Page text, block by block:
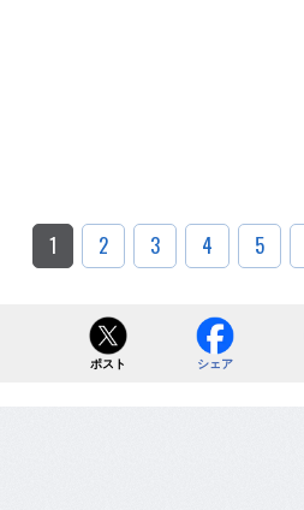
1 2 3 4 5
ポスト シェア